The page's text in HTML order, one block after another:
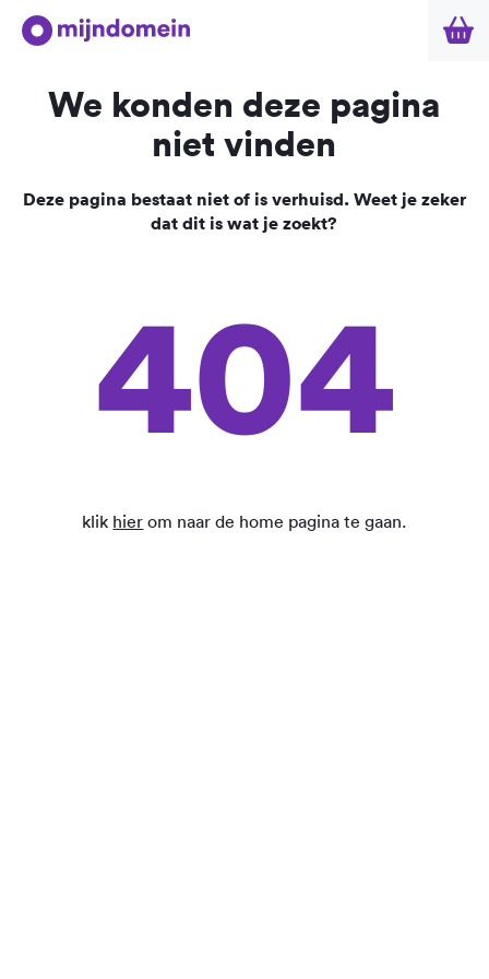
We konden deze pagina
niet vinden
Deze pagina bestaat niet of is verhuisd. Weet je zeker
dat dit is wat je zoekt?
404
klik hier om naar de home pagina te gaan.